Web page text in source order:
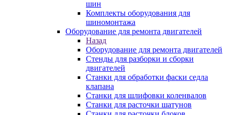
шин
Комплекты оборудования для
шиномонтажа
Оборудование для ремонта двигателей
Назад
Оборудование для ремонта двигателей
Стенды для разборки и сборки
двигателей
Станки для обработки фаски седла
клапана
Станки для шлифовки коленвалов
Станки для расточки шатунов